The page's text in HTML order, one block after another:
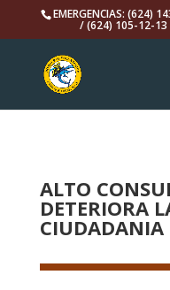
EMERGENCIAS: (624)
/ (624) 105-12-13
ALTO
DETERIORA
CIUDADANIA